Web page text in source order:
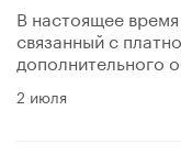
В настоящее
связанный с
дополнительного
2 июля